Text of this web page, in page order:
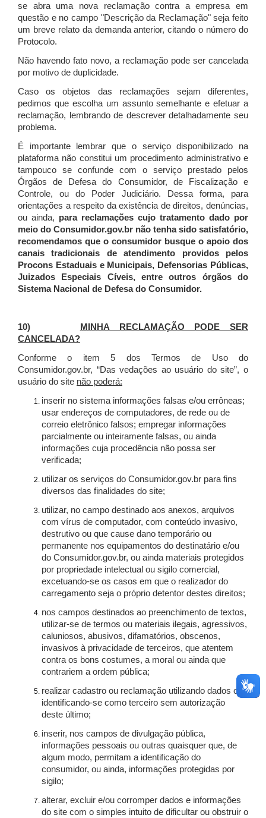
se abra uma nova reclamação contra a empresa em
questão e no campo "Descrição da Reclamação" seja feito
um breve relato da demanda anterior, citando o número do
Protocolo.
Não havendo fato novo, a reclamação pode ser cancelada
por motivo de duplicidade.
Caso os objetos das reclamações sejam diferentes,
pedimos que escolha um assunto semelhante e efetuar a
reclamação, lembrando de descrever detalhadamente seu
problema.
É importante lembrar que o serviço disponibilizado na
plataforma não constitui um procedimento administrativo e
tampouco se confunde com o serviço prestado pelos
Órgãos de Defesa do Consumidor, de Fiscalização e
Controle, ou do Poder Judiciário. Dessa forma, para
orientações a respeito da existência de direitos, denúncias,
ou ainda, para reclamações cujo tratamento dado por
meio do Consumidor.gov.br não tenha sido satisfatório,
recomendamos que o consumidor busque o apoio dos
canais tradicionais de atendimento providos pelos
Procons Estaduais e Municipais, Defensorias Públicas,
Juizados Especiais Cíveis, entre outros órgãos do
Sistema Nacional de Defesa do Consumidor.
10)
MINHA RECLAMAÇÃO PODE SER
CANCELADA?
Conforme o item 5 dos Termos de Uso do
Consumidor.gov.br, “Das vedações ao usuário do site”, o
usuário do site não poderá:
inserir no sistema informações falsas e/ou errôneas;
usar endereços de computadores, de rede ou de
correio eletrônico falsos; empregar informações
parcialmente ou inteiramente falsas, ou ainda
informações cuja procedência não possa ser
verificada;
utilizar os serviços do Consumidor.gov.br para fins
diversos das finalidades do site;
utilizar, no campo destinado aos anexos, arquivos
com vírus de computador, com conteúdo invasivo,
destrutivo ou que cause dano temporário ou
permanente nos equipamentos do destinatário e/ou
do Consumidor.gov.br, ou ainda materiais protegidos
por propriedade intelectual ou sigilo comercial,
excetuando-se os casos em que o realizador do
carregamento seja o próprio detentor destes direitos;
nos campos destinados ao preenchimento de textos,
utilizar-se de termos ou materiais ilegais, agressivos,
caluniosos, abusivos, difamatórios, obscenos,
invasivos à privacidade de terceiros, que atentem
contra os bons costumes, a moral ou ainda que
contrariem a ordem pública;
realizar cadastro ou reclamação utilizando dados ou
identificando-se como terceiro sem autorização
deste último;
inserir, nos campos de divulgação pública,
informações pessoais ou outras quaisquer que, de
algum modo, permitam a identificação do
consumidor, ou ainda, informações protegidas por
sigilo;
alterar, excluir e/ou corromper dados e informações
do site com o simples intuito de dificultar ou obstruir o